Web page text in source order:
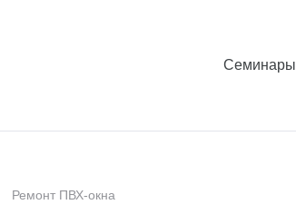
Семинары
Ремонт ПВХ-окна